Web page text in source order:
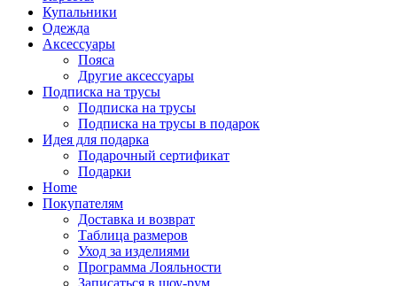
Купальники
Одежда
Аксессуары
Пояса
Другие аксессуары
Подписка на трусы
Подписка на трусы
Подписка на трусы в подарок
Идея для подарка
Подарочный сертификат
Подарки
Home
Покупателям
Доставка и возврат
Таблица размеров
Уход за изделиями
Программа Лояльности
Записаться в шоу-рум